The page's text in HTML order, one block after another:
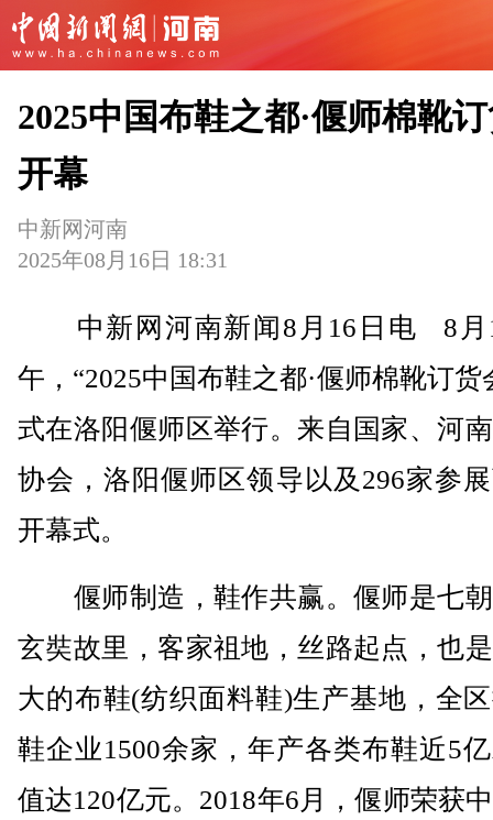
2025中国布鞋之都·偃师棉靴
开幕
中新网河南
2025年08月16日 18:31
中新网河南新闻8月16日电 8月
午，“2025中国布鞋之都·偃师棉靴订货
式在洛阳偃师区举行。来自国家、河
协会，洛阳偃师区领导以及296家参
开幕式。
偃师制造，鞋作共赢。偃师是七
玄奘故里，客家祖地，丝路起点，也
大的布鞋(纺织面料鞋)生产基地，全
鞋企业1500余家，年产各类布鞋近5
值达120亿元。2018年6月，偃师荣获